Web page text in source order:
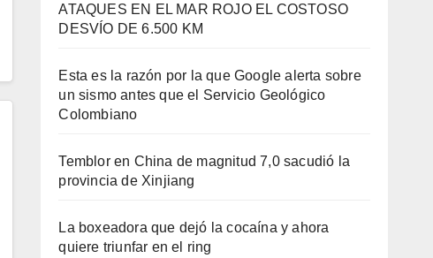
ATAQUES EN EL MAR ROJO EL COSTOSO
DESVÍO DE 6.500 KM
Esta es la razón por la que Google alerta sobre
un sismo antes que el Servicio Geológico
Colombiano
Temblor en China de magnitud 7,0 sacudió la
provincia de Xinjiang
La boxeadora que dejó la cocaína y ahora
quiere triunfar en el ring​